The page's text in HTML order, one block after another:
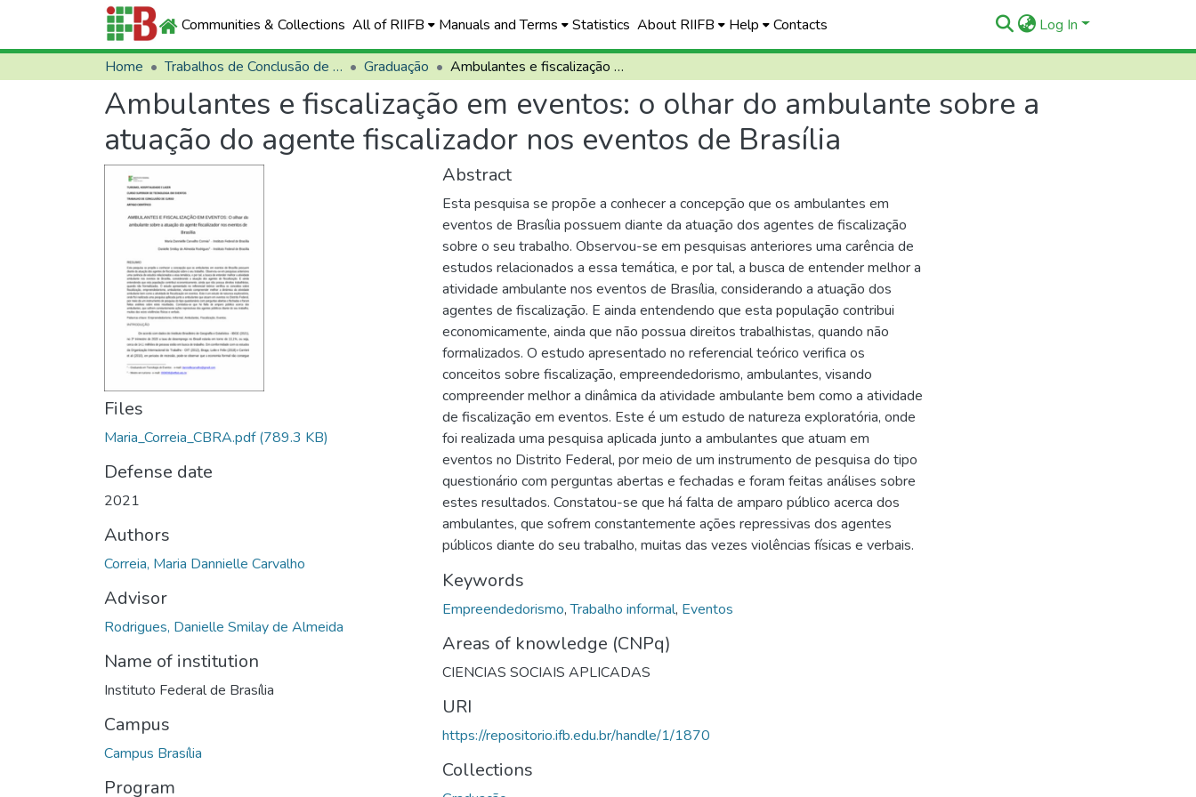
Communities & Collections All of RIIFB Manuals and Terms Statistics About RIIFB Help Contacts Log In
Home Trabalhos de Conclusão de Curso (TCCs) Graduação Ambulantes e fiscalização em eventos: o olhar do ambulante sobre a atuação do agente fiscalizador nos eventos de Brasília
Ambulantes e fiscalização em eventos: o olhar do ambulante sobre a
atuação do agente fiscalizador nos eventos de Brasília
Files
Maria_Correia_CBRA.pdf(789.3 KB)
Defense date
2021
Authors
Correia, Maria Dannielle Carvalho
Advisor
Rodrigues, Danielle Smilay de Almeida
Name of institution
Instituto Federal de Brasília
Campus
Campus Brasília
Program
Abstract
Esta pesquisa se propõe a conhecer a concepção que os ambulantes em
eventos de Brasília possuem diante da atuação dos agentes de fiscalização
sobre o seu trabalho. Observou-se em pesquisas anteriores uma carência de
estudos relacionados a essa temática, e por tal, a busca de entender melhor a
atividade ambulante nos eventos de Brasília, considerando a atuação dos
agentes de fiscalização. E ainda entendendo que esta população contribui
economicamente, ainda que não possua direitos trabalhistas, quando não
formalizados. O estudo apresentado no referencial teórico verifica os
conceitos sobre fiscalização, empreendedorismo, ambulantes, visando
compreender melhor a dinâmica da atividade ambulante bem como a atividade
de fiscalização em eventos. Este é um estudo de natureza exploratória, onde
foi realizada uma pesquisa aplicada junto a ambulantes que atuam em
eventos no Distrito Federal, por meio de um instrumento de pesquisa do tipo
questionário com perguntas abertas e fechadas e foram feitas análises sobre
estes resultados. Constatou-se que há falta de amparo público acerca dos
ambulantes, que sofrem constantemente ações repressivas dos agentes
públicos diante do seu trabalho, muitas das vezes violências físicas e verbais.
Keywords
Empreendedorismo,Trabalho informal, Eventos
Areas of knowledge (CNPq)
CIENCIAS SOCIAIS APLICADAS
URI
https://repositorio.ifb.edu.br/handle/1/1870
Collections